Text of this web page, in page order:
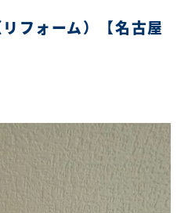
フォーム）【名古屋